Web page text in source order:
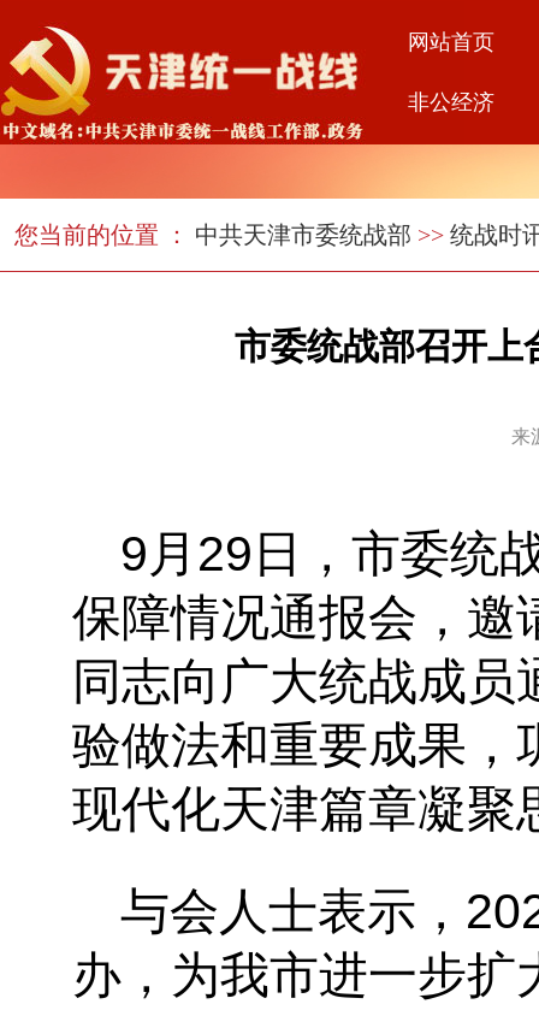
网站首页
非公经济
您当前的位置 ： 中共天津市委统战部 >> 统战时
市委统战部召开上
来
9月29日，市委统
保障情况通报会，邀
同志向广大统战成
验做法和重要成果，
现代化天津篇章凝聚
与会人士表示，
办，为我市进一步